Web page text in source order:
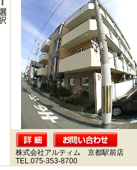
株式会社アルティム 京都駅前店
TEL.075-353-8700